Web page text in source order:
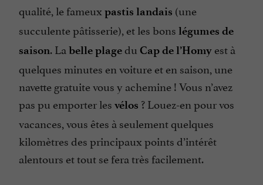
qualité, le fameux pastis landais (une
succulente pâtisserie), et les bons légumes de
saison. La belle plagedu Cap de l’Homy est à
quelques minutes en voiture et en saison, une
navette gratuite vous y achemine ! Vous n’avez
pas pu emporter les vélos ? Louez-en pour vos
vacances, vous êtes à seulement quelques
kilomètres des principaux points d’intérêt
alentours et tout se fera très facilement.